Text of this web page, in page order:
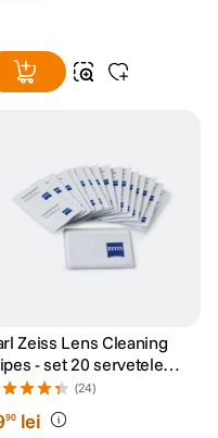
Zeiss Lens Cleaning
- set 20 servetele
(24)
90 lei